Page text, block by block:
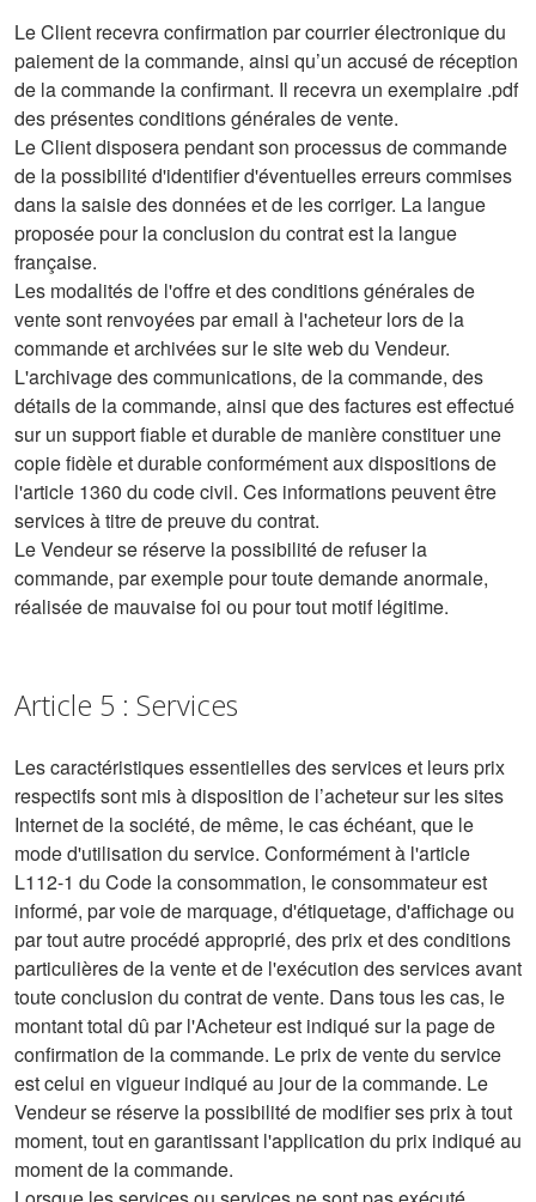
Le Client recevra confirmation par courrier électronique du
paiement de la commande, ainsi qu’un accusé de réception
de la commande la confirmant. Il recevra un exemplaire .pdf
des présentes conditions générales de vente.
Le Client disposera pendant son processus de commande
de la possibilité d'identifier d'éventuelles erreurs commises
dans la saisie des données et de les corriger. La langue
proposée pour la conclusion du contrat est la langue
française.
Les modalités de l'offre et des conditions générales de
vente sont renvoyées par email à l'acheteur lors de la
commande et archivées sur le site web du Vendeur.
L'archivage des communications, de la commande, des
détails de la commande, ainsi que des factures est effectué
sur un support fiable et durable de manière constituer une
copie fidèle et durable conformément aux dispositions de
l'article 1360 du code civil. Ces informations peuvent être
services à titre de preuve du contrat.
Le Vendeur se réserve la possibilité de refuser la
commande, par exemple pour toute demande anormale,
réalisée de mauvaise foi ou pour tout motif légitime.
Article 5 : Services
Les caractéristiques essentielles des services et leurs prix
respectifs sont mis à disposition de l’acheteur sur les sites
Internet de la société, de même, le cas échéant, que le
mode d'utilisation du service. Conformément à l'article
L112-1 du Code la consommation, le consommateur est
informé, par voie de marquage, d'étiquetage, d'affichage ou
par tout autre procédé approprié, des prix et des conditions
particulières de la vente et de l'exécution des services avant
toute conclusion du contrat de vente. Dans tous les cas, le
montant total dû par l'Acheteur est indiqué sur la page de
confirmation de la commande. Le prix de vente du service
est celui en vigueur indiqué au jour de la commande. Le
Vendeur se réserve la possibilité de modifier ses prix à tout
moment, tout en garantissant l'application du prix indiqué au
moment de la commande.